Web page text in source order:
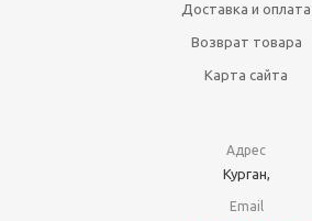
Доставка и оплата
Возврат товара
Карта сайта
Адрес
Курган,
Email